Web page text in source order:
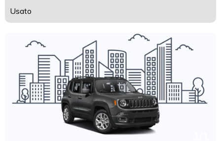
Usato